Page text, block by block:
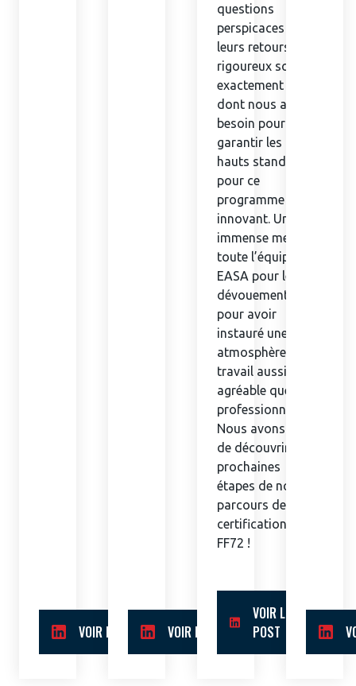
VOIR LE POST VOIR LE POST
questions
perspicaces et
leurs retours
rigoureux sont
exactement ce
dont nous avons
besoin pour
garantir les plus
hauts standards
pour ce
programme
innovant. Un
immense merci à
toute l’équipe
EASA pour leur
dévouement et
pour avoir
instauré une
atmosphère de
travail aussi
agréable que très
professionnelle.
Nous avons hâte
de découvrir les
prochaines
étapes de notre
parcours de
certification
FF72 !
VOIR LE
POST